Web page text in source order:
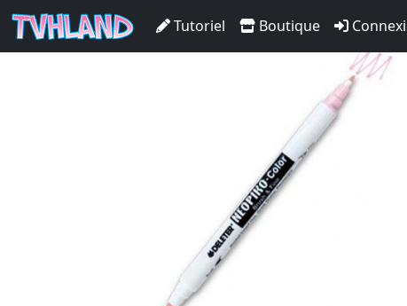
Tutoriel Boutique
Neopiko-Color 395 Maple